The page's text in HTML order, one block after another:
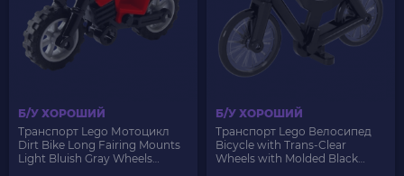
Б/У ХОРОШИЙ
Транспорт Lego Мотоцикл
Dirt Bike Long Fairing Mounts
Light Bluish Gray Wheels
Б/У ХОРОШИЙ
Транспорт Lego Велосипед
Bicycle with Trans-Clear
Wheels with Molded Black